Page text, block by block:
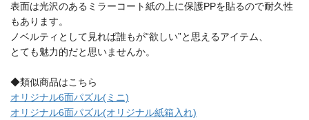
表面は光沢のあるミラーコート紙の上に保護PPを貼るので耐久性
もあります。
ノベルティとして見れば誰もが“欲しい”と思えるアイテム、
とても魅力的だと思いませんか。
◆類似商品はこちら
オリジナル6面パズル(ミニ)
オリジナル6面パズル(オリジナル紙箱入れ)